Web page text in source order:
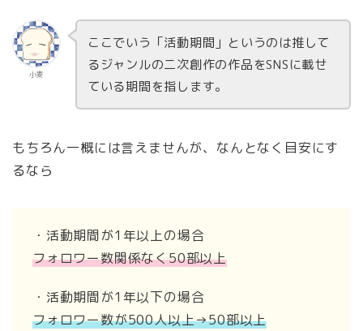
小麦
ここでいう「活動期間」というのは推して
るジャンルの二次創作の作品をSNSに載せ
ている期間を指します。
もちろん一概には言えませんが、なんとなく目安にす
るなら
・活動期間が1年以上の場合
フォロワー数関係なく50部以上
・活動期間が1年以下の場合
フォロワー数が500人以上→50部以上